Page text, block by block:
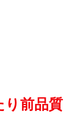
前品質